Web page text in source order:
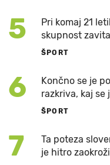
5
Pri komaj 21
skupnost
ŠPORT
6
Končno se je
razkriva, kaj se
ŠPORT
7
Ta poteza
je hitro